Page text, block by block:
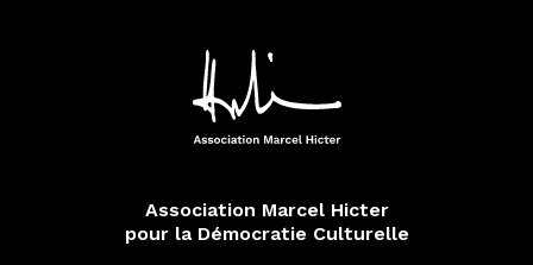
Association Marcel Hicter
pour la Démocratie Culturelle